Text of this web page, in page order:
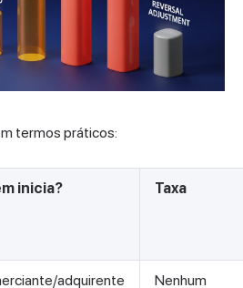
termos práticos:
inicia? Taxa
adquirente Nenhum